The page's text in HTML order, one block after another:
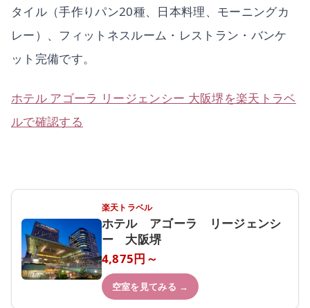
タイル（手作りパン20種、日本料理、モーニングカ
レー）、フィットネスルーム・レストラン・バンケ
ット完備です。
ホテル アゴーラ リージェンシー 大阪堺を楽天トラベ
ルで確認する
楽天トラベル
ホテル アゴーラ リージェンシ
ー 大阪堺
4,875円～
空室を見てみる →